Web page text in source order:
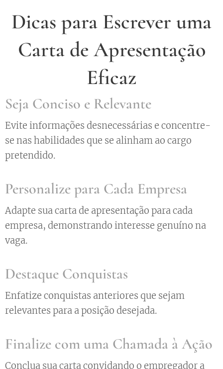
Dicas para Escrever uma
Carta de Apresentação
Eficaz
Seja Conciso e Relevante
Evite informações desnecessárias e concentre-
se nas habilidades que se alinham ao cargo
pretendido.
Personalize para Cada Empresa
Adapte sua carta de apresentação para cada
empresa, demonstrando interesse genuíno na
vaga.
Destaque Conquistas
Enfatize conquistas anteriores que sejam
relevantes para a posição desejada.
Finalize com uma Chamada à Ação
Conclua sua carta convidando o empregador a